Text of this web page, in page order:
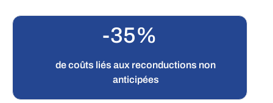
-35%
de coûts liés aux reconductions non
anticipées